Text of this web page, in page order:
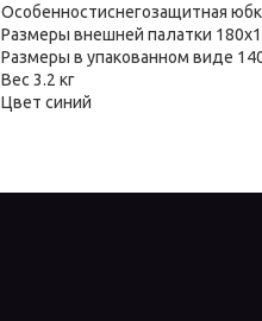
Особенностиснегозащитная
Размеры внешней палатки
Размеры в упакованном виде
Вес 3.2 кг
Цвет синий